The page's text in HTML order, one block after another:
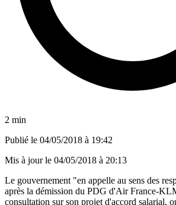
2 min
Publié le 04/05/2018 à 19:42
Mis à jour le 04/05/2018 à 20:13
Le gouvernement "en appelle au sens des
après la démission du PDG d'Air France-
consultation sur son projet d'accord salarial,